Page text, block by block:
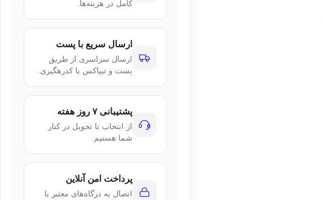
کامل در هزینه‌ها.
ارسال سریع با پست
ارسال سراسری از طریق
پست و تیپاکس با کدرهگیری.
پشتیبانی ۷ روز هفته
از انتخاب تا تحویل در کنار
شما هستیم.
پرداخت امن آنلاین
اتصال به درگاه‌های معتبر با